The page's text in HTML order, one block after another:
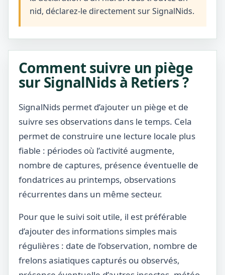
nid, déclarez-le directement sur SignalNids.
Comment suivre un piège
sur SignalNids à Retiers ?
SignalNids permet d’ajouter un piège et de
suivre ses observations dans le temps. Cela
permet de construire une lecture locale plus
fiable : périodes où l’activité augmente,
nombre de captures, présence éventuelle de
fondatrices au printemps, observations
récurrentes dans un même secteur.
Pour que le suivi soit utile, il est préférable
d’ajouter des informations simples mais
régulières : date de l’observation, nombre de
frelons asiatiques capturés ou observés,